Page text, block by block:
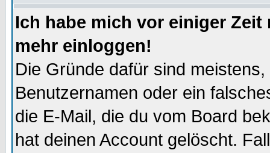
Ich habe mich vor einiger
mehr einloggen!
Die Gründe dafür sind
Benutzernamen oder ein
die E-Mail, die du vom Board
hat deinen Account gelöscht.